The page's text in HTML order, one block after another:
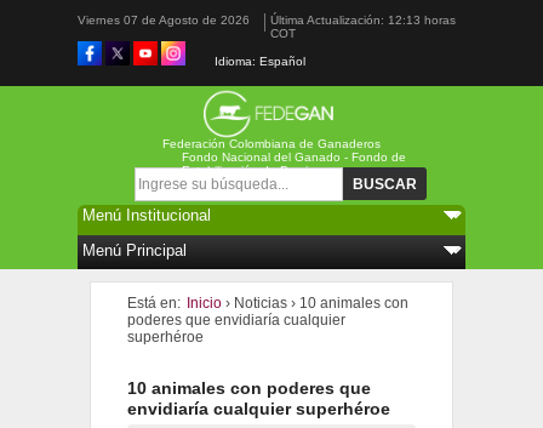
Viernes 07 de Agosto de 2026
Última Actualización: 12:13 horas
COT
Idioma: Español
Federación Colombiana de Ganaderos
Formulario de búsqueda
Fondo Nacional del Ganado - Fondo de
Estabilización de Precios
Está en: Inicio › Noticias › 10 animales con
poderes que envidiaría cualquier
superhéroe
10 animales con poderes que
envidiaría cualquier superhéroe